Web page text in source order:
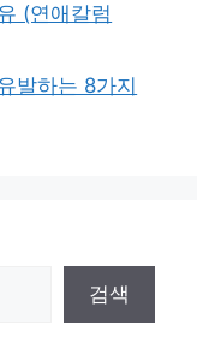
(연애칼럼
발하는 8가지
검색